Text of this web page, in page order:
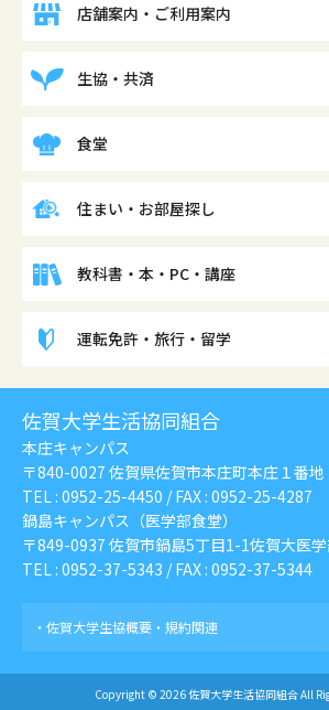
店舗案内・ご利用案内
生協・共済
食堂
住まい・お部屋探し
教科書・本・PC・講座
運転免許・旅行・留学
佐賀大学生活協同組合
本庄キャンパス
〒840-0027 佐賀県佐賀市本庄町本庄１番地
TEL : 0952-25-4450 / FAX : 0952-25-4287
鍋島キャンパス（医学部食堂）
〒849-0937 佐賀市鍋島5丁目1-1佐賀大医
TEL : 0952-37-5343 / FAX : 0952-37-5344
佐賀大学生協概要・規約関連
Copyright © 2026 佐賀大学生活協同組合 All